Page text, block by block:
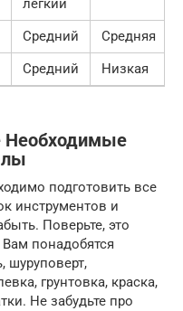
легкий
Средний Средняя
Средний Низкая
Необходимые
подготовить все
инструментов и
Поверьте, это
понадобятся
шуруповерт,
грунтовка, краска,
Не забудьте про